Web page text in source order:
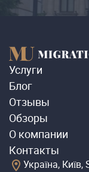
Услуги
Блог
Отзывы
Обзоры
О компании
Контакты
Україна,